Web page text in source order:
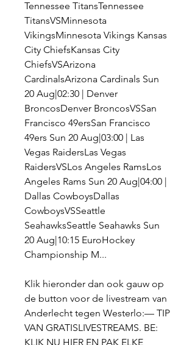
Tennessee TitansTennessee
TitansVSMinnesota
VikingsMinnesota Vikings Kansas
City ChiefsKansas City
ChiefsVSArizona
CardinalsArizona Cardinals Sun
20 Aug|02:30 | Denver
BroncosDenver BroncosVSSan
Francisco 49ersSan Francisco
49ers Sun 20 Aug|03:00 | Las
Vegas RaidersLas Vegas
RaidersVSLos Angeles RamsLos
Angeles Rams Sun 20 Aug|04:00 |
Dallas CowboysDallas
CowboysVSSeattle
SeahawksSeattle Seahawks Sun
20 Aug|10:15 EuroHockey
Championship M...
Klik hieronder dan ook gauw op
de button voor de livestream van
Anderlecht tegen Westerlo:— TIP
VAN GRATISLIVESTREAMS. BE:
KLIK NU HIER EN PAK ELKE